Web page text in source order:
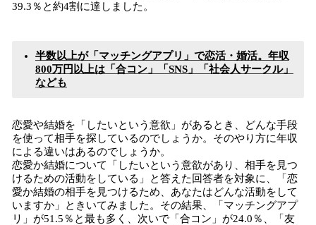
39.3％と約4割に達しました。
半数以上が「マッチングアプリ」で恋活・婚活。年収
800万円以上は「合コン」「SNS」「社会人サークル」
なども
恋愛や結婚を「したいという意欲」があるとき、どんな手段
を使って相手を探しているのでしょうか。そのやり方に年収
による違いはあるのでしょうか。
恋愛か結婚について「したいという意欲があり、相手を見つ
けるための活動をしている」と答えた回答者を対象に、「恋
愛か結婚の相手を見つけるため、あなたはどんな活動をして
いますか」ときいてみました。その結果、「マッチングアプ
リ」が51.5％と最も多く、次いで「合コン」が24.0％、「友